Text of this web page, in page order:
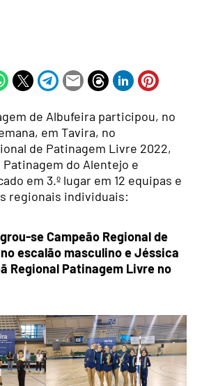
de Albufeira participou, no
em Tavira, no
de Patinagem Livre 2022,
Patinagem do Alentejo e
em 3.º lugar em 12 equipas e
regionais individuais:
se Campeão Regional de
escalão masculino e Jéssica
Regional Patinagem Livre no